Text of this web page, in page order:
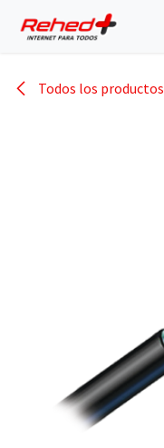
Todos los productos